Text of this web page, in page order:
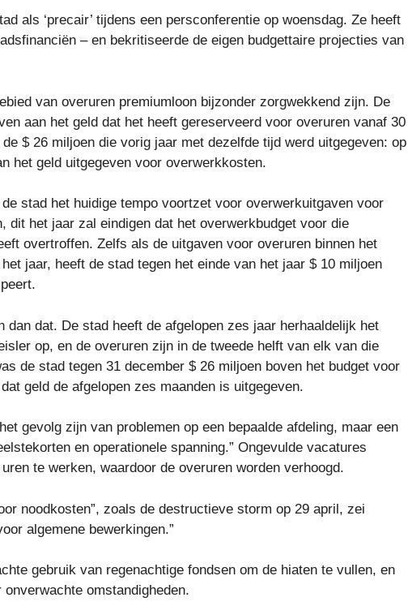
als ‘precair’ tijdens een persconferentie op woensdag. Ze heeft
– en bekritiseerde de eigen budgettaire projecties van
van overuren premiumloon bijzonder zorgwekkend zijn. De
aan het geld dat het heeft gereserveerd voor overuren vanaf 30
$ 26 miljoen die vorig jaar met dezelfde tijd werd uitgegeven: op
het geld uitgegeven voor overwerkkosten.
stad het huidige tempo voortzet voor overwerkuitgaven voor
dit het jaar zal eindigen dat het overwerkbudget voor die
overtroffen. Zelfs als de uitgaven voor overuren binnen het
jaar, heeft de stad tegen het einde van het jaar $ 10 miljoen
dan dat. De stad heeft de afgelopen zes jaar herhaaldelijk het
op, en de overuren zijn in de tweede helft van elk van die
de stad tegen 31 december $ 26 miljoen boven het budget voor
geld de afgelopen zes maanden is uitgegeven.
gevolg zijn van problemen op een bepaalde afdeling, maar een
en operationele spanning.” Ongevulde vacatures
te werken, waardoor de overuren worden verhoogd.
noodkosten”, zoals de destructieve storm op 29 april, zei
algemene bewerkingen.”
gebruik van regenachtige fondsen om de hiaten te vullen, en
omstandigheden.